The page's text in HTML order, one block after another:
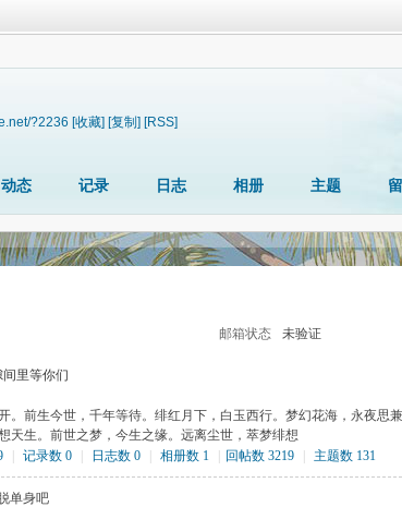
?2236 [收藏] [复制] [RSS]
动态 记录 日志 相册 主题
邮箱状态 未验证
里等你们
。前生今世，千年等待。绯红月下，白玉西行。梦幻花海，永夜思
天生。前世之梦，今生之缘。远离尘世，萃梦绯想
记录数 0 日志数 0 相册数 1 回帖数 3219 主题数 131
单身吧